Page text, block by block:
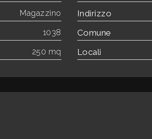
Magazzino Indirizzo
1038 Comune
250 mq Locali